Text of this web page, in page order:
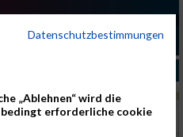
Marathonsport neu
Datenschutzbestimmungen
„Ablehnen“ wird die
erforderliche cookie